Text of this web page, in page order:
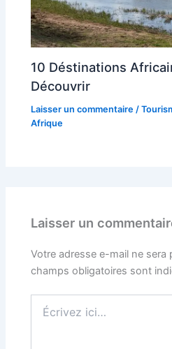
10 Déstinations
Découvrir
Laisser un commentaire /
Afrique
Laisser un
Votre adresse e-mail ne sera
champs obligatoires sont
ici…